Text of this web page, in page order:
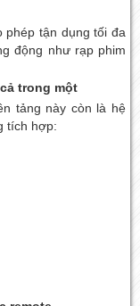
phép tận dụng tối đa
động như rạp phim
trong một
tảng này còn là hệ
tích hợp: